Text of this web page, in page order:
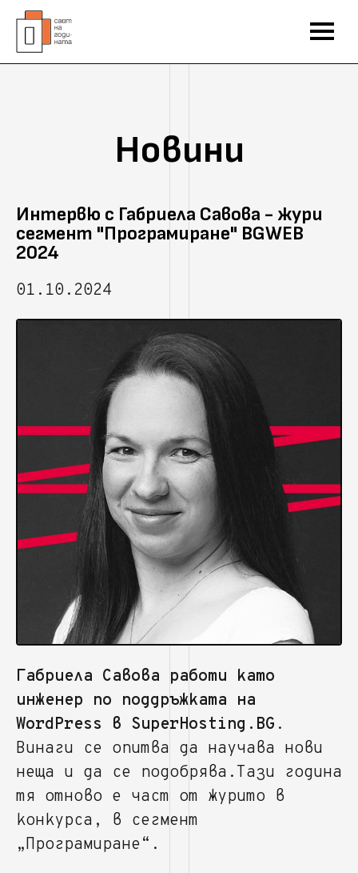
Новини
Интервю с Габриела Савова - жури
сегмент "Програмиране" BGWEB
2024
01.10.2024
Габриела Савова работи като
инженер по поддръжката на
WordPress в SuperHosting.BG .
Винаги се опитва да научава нови
неща и да се подобрява.Тази година
тя отново е част от журито в
конкурса, в сегмент
„Програмиране“.